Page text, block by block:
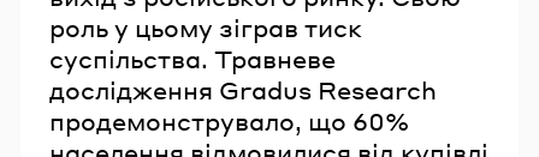
роль у цьому зіграв тиск
суспільства. Травневе
дослідження Gradus Research
продемонструвало, що 60%